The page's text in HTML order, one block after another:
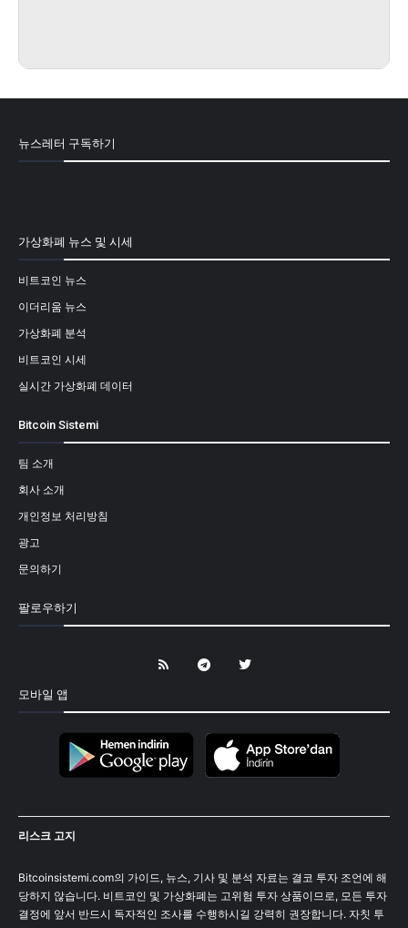
뉴스레터 구독하기
가상화폐 뉴스 및 시세
비트코인 뉴스
이더리움 뉴스
가상화폐 분석
비트코인 시세
실시간 가상화폐 데이터
Bitcoin Sistemi
팀 소개
회사 소개
개인정보 처리방침
광고
문의하기
팔로우하기
모바일 앱
리스크 고지
Bitcoinsistemi.com의 가이드, 뉴스, 기사 및 분석 자료는 결코 투자 조언에 해
당하지 않습니다. 비트코인 및 가상화폐는 고위험 투자 상품이므로, 모든 투자
결정에 앞서 반드시 독자적인 조사를 수행하시길 강력히 권장합니다. 자칫 투